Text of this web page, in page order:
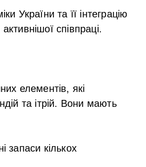
України та її інтеграцію
співпраці.
елементів, які
та ітрій. Вони мають
запаси кількох